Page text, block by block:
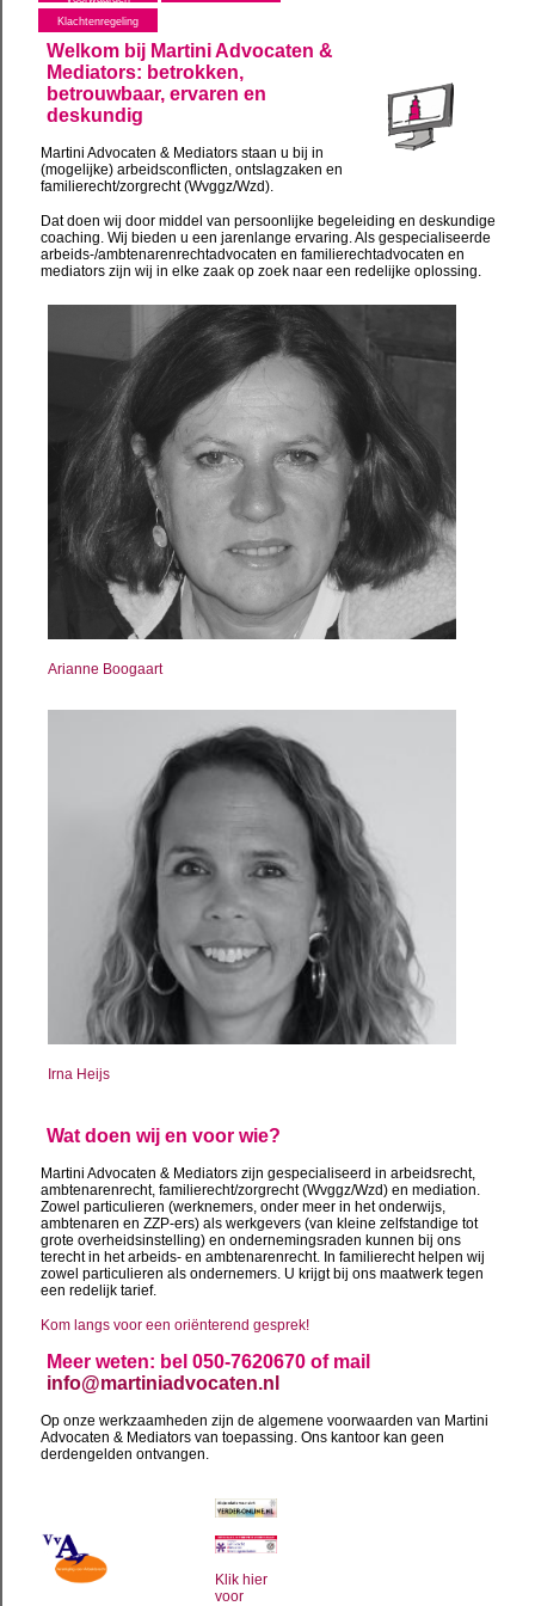
Klachtenregeling
Welkom bij Martini Advocaten &
Mediators: betrokken,
betrouwbaar, ervaren en
deskundig
Martini Advocaten & Mediators staan u bij in
(mogelijke) arbeidsconflicten, ontslagzaken en
familierecht/zorgrecht (Wvggz/Wzd).
Dat doen wij door middel van persoonlijke begeleiding en deskundige
coaching. Wij bieden u een jarenlange ervaring. Als gespecialiseerde
arbeids-/ambtenarenrechtadvocaten en familierechtadvocaten en
mediators zijn wij in elke zaak op zoek naar een redelijke oplossing.
Arianne Boogaart
Irna Heijs
Wat doen wij en voor wie?
Martini Advocaten & Mediators zijn gespecialiseerd in arbeidsrecht,
ambtenarenrecht, familierecht/zorgrecht (Wvggz/Wzd) en mediation.
Zowel particulieren (werknemers, onder meer in het onderwijs,
ambtenaren en ZZP-ers) als werkgevers (van kleine zelfstandige tot
grote overheidsinstelling) en ondernemingsraden kunnen bij ons
terecht in het arbeids- en ambtenarenrecht. In familierecht helpen wij
zowel particulieren als ondernemers. U krijgt bij ons maatwerk tegen
een redelijk tarief.
Kom langs voor een oriënterend gesprek!
Meer weten: bel 050-7620670 of mail
info@martiniadvocaten.nl
Op onze werkzaamheden zijn de algemene voorwaarden van Martini
Advocaten & Mediators van toepassing. Ons kantoor kan geen
derdengelden ontvangen.
Klik hier
voor